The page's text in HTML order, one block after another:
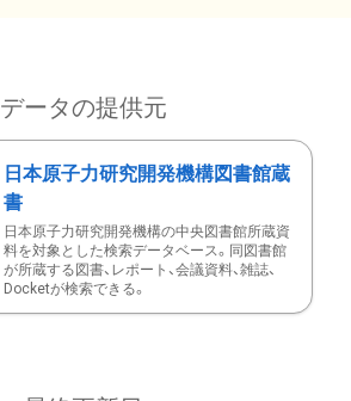
データの提供元
日本原子力研究開発機構図書館蔵
書
日本原子力研究開発機構の中央図書館所蔵資
料を対象とした検索データベース。同図書館
が所蔵する図書、レポート、会議資料、雑誌、
Docketが検索できる。